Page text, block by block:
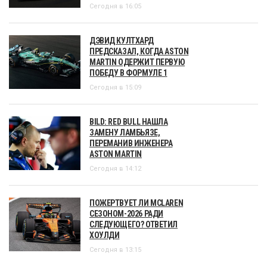
Сегодня в 16:05
ДЭВИД КУЛТХАРД
ПРЕДСКАЗАЛ, КОГДА ASTON
MARTIN ОДЕРЖИТ ПЕРВУЮ
ПОБЕДУ В ФОРМУЛЕ 1
Сегодня в 15:09
BILD: RED BULL НАШЛА
ЗАМЕНУ ЛАМБЬЯЗЕ,
ПЕРЕМАНИВ ИНЖЕНЕРА
ASTON MARTIN
Сегодня в 14:12
ПОЖЕРТВУЕТ ЛИ MCLAREN
СЕЗОНОМ-2026 РАДИ
СЛЕДУЮЩЕГО? ОТВЕТИЛ
ХОУЛДИ
Сегодня в 13:15